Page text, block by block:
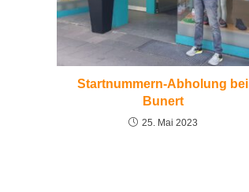
Startnummern-Abholung bei
Bunert
25. Mai 2023